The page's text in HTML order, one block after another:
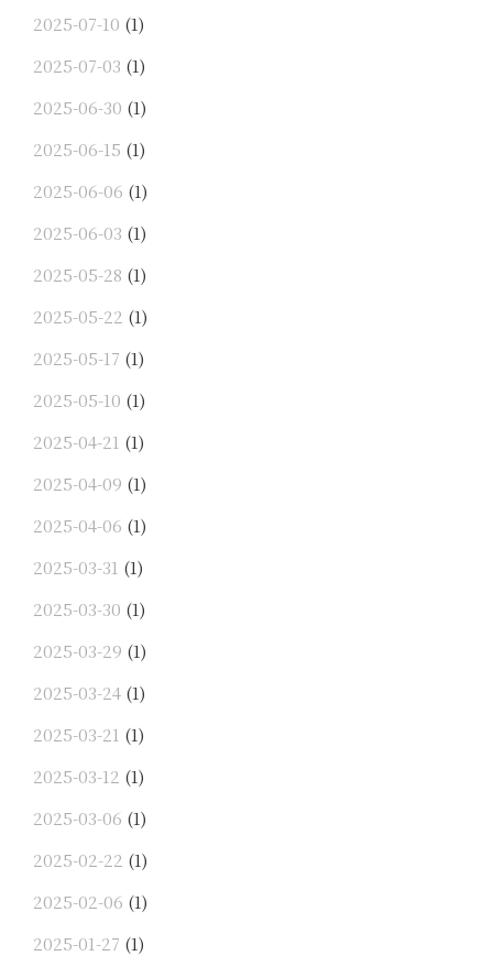
2025-07-10 (1)
2025-07-03 (1)
2025-06-30 (1)
2025-06-15 (1)
2025-06-06 (1)
2025-06-03 (1)
2025-05-28 (1)
2025-05-22 (1)
2025-05-17 (1)
2025-05-10 (1)
2025-04-21 (1)
2025-04-09 (1)
2025-04-06 (1)
2025-03-31 (1)
2025-03-30 (1)
2025-03-29 (1)
2025-03-24 (1)
2025-03-21 (1)
2025-03-12 (1)
2025-03-06 (1)
2025-02-22 (1)
2025-02-06 (1)
2025-01-27 (1)